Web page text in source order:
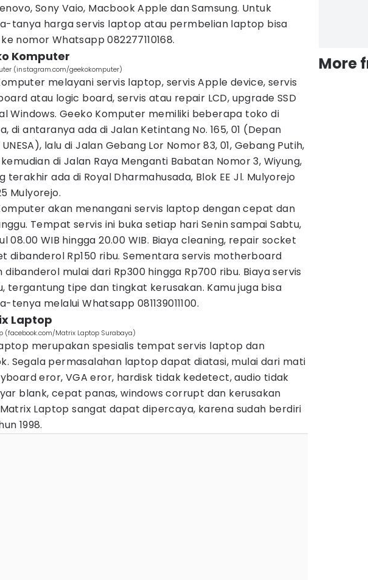
Sony Vaio, Macbook Apple dan Samsung. Untuk
tanya harga servis laptop atau permbelian laptop bisa
nomor Whatsapp 082277110168.
Komputer
(instagram.com/geekokomputer)
melayani servis laptop, servis Apple device, servis
atau logic board, servis atau repair LCD, upgrade SSD
Windows. Geeko Komputer memiliki beberapa toko di
di antaranya ada di Jalan Ketintang No. 165, 01 (Depan
lalu di Jalan Gebang Lor Nomor 83, 01, Gebang Putih,
kemudian di Jalan Raya Menganti Babatan Nomor 3, Wiyung,
terakhir ada di Royal Dharmahusada, Blok EE Jl. Mulyorejo
Mulyorejo.
akan menangani servis laptop dengan cepat dan
Tempat servis ini buka setiap hari Senin sampai Sabtu,
08.00 WIB hingga 20.00 WIB. Biaya cleaning, repair socket
dibanderol Rp150 ribu. Sementara servis motherboard
mulai dari Rp300 hingga Rp700 ribu. Biaya servis
tergantung tipe dan tingkat kerusakan. Kamu juga bisa
tenya melalui Whatsapp 081139011100.
Laptop
(facebook.com/Matrix Laptop Surabaya)
merupakan spesialis tempat servis laptop dan
Segala permasalahan laptop dapat diatasi, mulai dari mati
eror, VGA eror, hardisk tidak kedetect, audio tidak
blank, cepat panas, windows corrupt dan kerusakan
Laptop sangat dapat dipercaya, karena sudah berdiri
1998.
More